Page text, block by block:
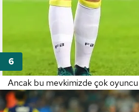
ilgili mevzuata uygun olarak kullanılan
almak için lütfen
tıklayınız.
Ancak bu mevkimizde çok oyuncu